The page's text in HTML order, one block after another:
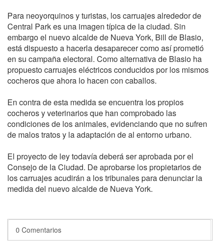
Para neoyorquinos y turistas, los carruajes alrededor de
Central Park es una imagen típica de la ciudad. Sin
embargo el nuevo alcalde de Nueva York, Bill de Blasio,
está dispuesto a hacerla desaparecer como así prometió
en su campaña electoral. Como alternativa de Blasio ha
propuesto carruajes eléctricos conducidos por los mismos
cocheros que ahora lo hacen con caballos.
En contra de esta medida se encuentra los propios
cocheros y veterinarios que han comprobado las
condiciones de los animales, evidenciando que no sufren
de malos tratos y la adaptación de al entorno urbano.
El proyecto de ley todavía deberá ser aprobada por el
Consejo de la Ciudad. De aprobarse los propietarios de
los carruajes acudirán a los tribunales para denunciar la
medida del nuevo alcalde de Nueva York.
0 Comentarios